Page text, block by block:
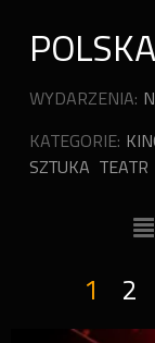
POLSKA
WYDARZENIA:
KATEGORIE:
SZTUKA TEATR
1 2